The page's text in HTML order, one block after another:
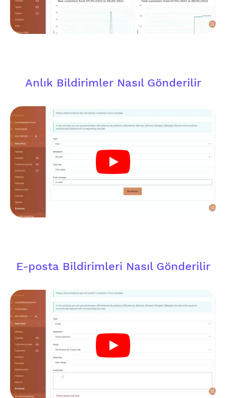
Anlık Bildirimler Nasıl Gönderilir
E-posta Bildirimleri Nasıl Gönderilir